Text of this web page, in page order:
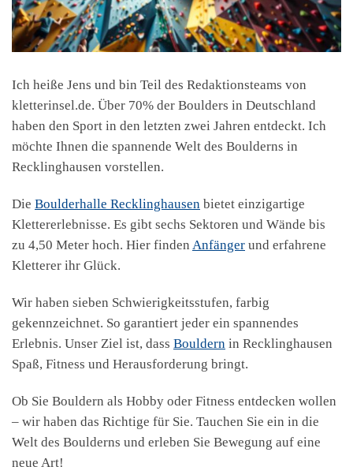
Ich heiße Jens und bin Teil des Redaktionsteams von
kletterinsel.de. Über 70% der Boulders in Deutschland
haben den Sport in den letzten zwei Jahren entdeckt. Ich
möchte Ihnen die spannende Welt des Boulderns in
Recklinghausen vorstellen.
Die Boulderhalle Recklinghausen bietet einzigartige
Klettererlebnisse. Es gibt sechs Sektoren und Wände bis
zu 4,50 Meter hoch. Hier finden Anfänger und erfahrene
Kletterer ihr Glück.
Wir haben sieben Schwierigkeitsstufen, farbig
gekennzeichnet. So garantiert jeder ein spannendes
Erlebnis. Unser Ziel ist, dass Bouldern in Recklinghausen
Spaß, Fitness und Herausforderung bringt.
Ob Sie Bouldern als Hobby oder Fitness entdecken wollen
– wir haben das Richtige für Sie. Tauchen Sie ein in die
Welt des Boulderns und erleben Sie Bewegung auf eine
neue Art!